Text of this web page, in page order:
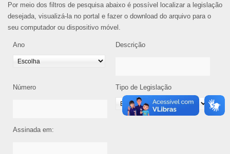
Por meio dos filtros de pesquisa abaixo é possível localizar a legislação
desejada, visualizá-la no portal e fazer o download do arquivo para o
seu computador ou dispositivo móvel.
Ano Descrição
Número Tipo de Legislação
Assinada em: